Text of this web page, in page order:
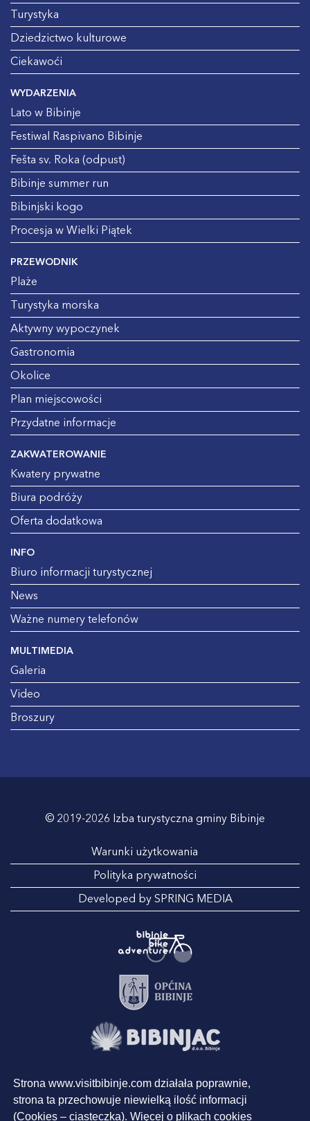
Strona www.visitbibinje.com działała poprawnie,
strona ta przechowuje niewielką ilość informacji
(Cookies – ciasteczka). Więcej o plikach cookies
Turystyka
Dziedzictwo kulturowe
Ciekawoći
WYDARZENIA
Lato w Bibinje
Festiwal Raspivano Bibinje
Fešta sv. Roka (odpust)
Bibinje summer run
Bibinjski kogo
Procesja w Wielki Piątek
PRZEWODNIK
Plaże
Turystyka morska
Aktywny wypoczynek
Gastronomia
Okolice
Plan miejscowości
Przydatne informacje
ZAKWATEROWANIE
Kwatery prywatne
Biura podróży
Oferta dodatkowa
INFO
Biuro informacji turystycznej
News
Ważne numery telefonów
MULTIMEDIA
Galeria
Video
Broszury
© 2019-2026 Izba turystyczna gminy Bibinje
Warunki użytkowania
Polityka prywatności
Developed by SPRING MEDIA